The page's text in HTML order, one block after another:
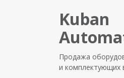
Kuban
Продажа
и комплектующих